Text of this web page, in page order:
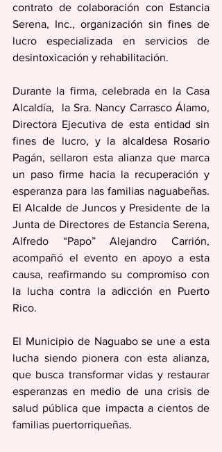
contrato de colaboración con Estancia
Serena, Inc., organización sin fines de
lucro especializada en servicios de
desintoxicación y rehabilitación.
Durante la firma, celebrada en la Casa
Alcaldía,  la Sra. Nancy Carrasco Álamo,
Directora Ejecutiva de esta entidad sin
fines de lucro, y la alcaldesa Rosario
Pagán, sellaron esta alianza que marca
un paso firme hacia la recuperación y
esperanza para las familias naguabeñas.
El Alcalde de Juncos y Presidente de la
Junta de Directores de Estancia Serena,
Alfredo “Papo” Alejandro Carrión,
acompañó el evento en apoyo a esta
causa, reafirmando su compromiso con
la lucha contra la adicción en Puerto
Rico.
El Municipio de Naguabo se une a esta
lucha siendo pionera con esta alianza,
que busca transformar vidas y restaurar
esperanzas en medio de una crisis de
salud pública que impacta a cientos de
familias puertorriqueñas.